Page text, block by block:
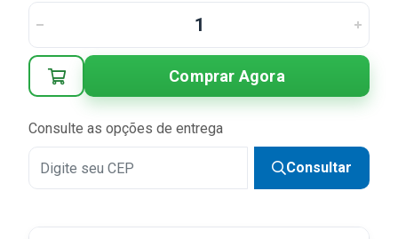
Comprar Agora
Consulte as opções de entrega
Consultar